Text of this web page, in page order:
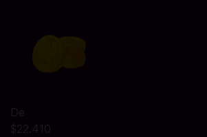
De
$22.410